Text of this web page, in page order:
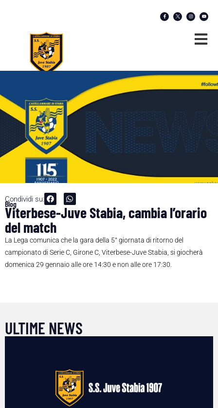
Condividi su:
Blog
Viterbese-Juve Stabia, cambia l’orario
del match
La Lega comunica che la gara della 5° giornata di ritorno del
campionato di Serie C, Girone C, Viterbese-Juve Stabia, si giocherà
domenica 29 gennaio alle ore 14:30 e non alle ore 17:30.
ULTIME NEWS